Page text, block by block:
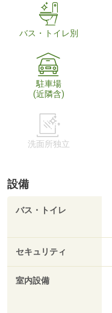
バス・トイレ別
駐車場
(近隣含)
洗面所独立
設備
バス・トイレ
セキュリティ
室内設備